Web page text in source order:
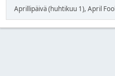
Aprillipäivä (huhtikuu 1), April